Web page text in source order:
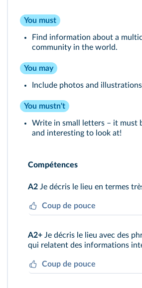
You must
Find information about a
community in the world.
You may
Include photos and
You mustn't
Write in small letters – it must
and interesting to look at!
Compétences
A2 Je décris le lieu en termes
Coup de pouce
deux photos.
A2+ Je décris le lieu avec des
qui relatent des informations
Coup de pouce